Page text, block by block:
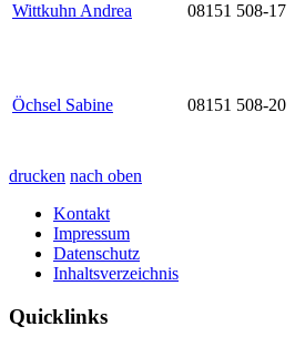
Wittkuhn Andrea 08151 508-17
Öchsel Sabine 08151 508-20
drucken nach oben
Kontakt
Impressum
Datenschutz
Inhaltsverzeichnis
Quicklinks